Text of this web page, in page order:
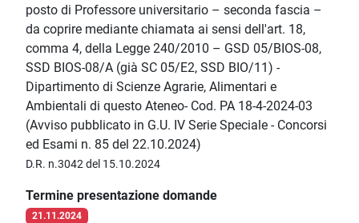
posto di Professore universitario – seconda fascia –
da coprire mediante chiamata ai sensi dell'art. 18,
comma 4, della Legge 240/2010 – GSD 05/BIOS-08,
SSD BIOS-08/A (già SC 05/E2, SSD BIO/11) -
Dipartimento di Scienze Agrarie, Alimentari e
Ambientali di questo Ateneo- Cod. PA 18-4-2024-03
(Avviso pubblicato in G.U. IV Serie Speciale - Concorsi
ed Esami n. 85 del 22.10.2024)
D.R. n.3042 del 15.10.2024
Termine presentazione domande
21.11.2024